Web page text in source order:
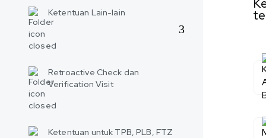
Ketentuan Lain-lain
Retroactive Check dan
Verification Visit
Ketentuan untuk TPB, PLB, FTZ